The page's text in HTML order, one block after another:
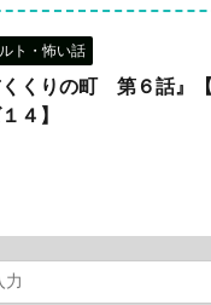
ト・怖い話
くくりの町 第６話』
４】